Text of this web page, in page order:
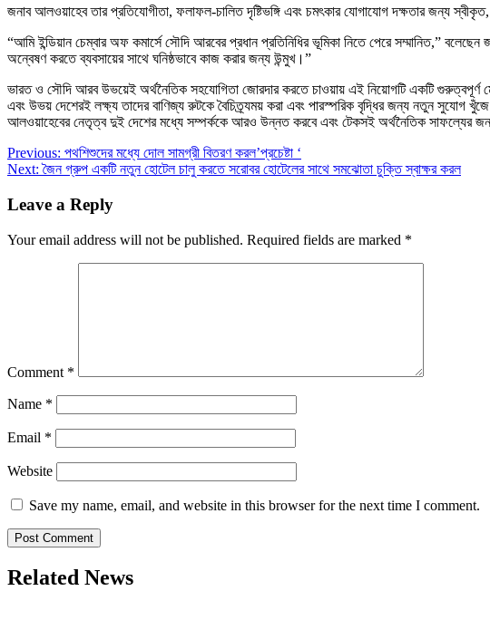
জনাব আলওয়াহেব তার প্রতিযোগীতা, ফলাফল-চালিত দৃষ্টিভঙ্গি এবং চমৎকার যোগাযোগ দক্ষতার জন্য
“আমি ইন্ডিয়ান চেম্বার অফ কমার্সে সৌদি আরবের প্রধান প্রতিনিধির ভূমিকা নিতে পেরে সম্মানিত,”
অন্বেষণ করতে ব্যবসায়ের সাথে ঘনিষ্ঠভাবে কাজ করার জন্য উন্মুখ।”
ভারত ও সৌদি আরব উভয়েই অর্থনৈতিক সহযোগিতা জোরদার করতে চাওয়ায় এই নিয়োগটি একটি গুরুত্বপূর্ণ
এবং উভয় দেশেরই লক্ষ্য তাদের বাণিজ্য রুটকে বৈচিত্র্যময় করা এবং পারস্পরিক বৃদ্ধির জন্য নতুন সুযোগ
আলওয়াহেবের নেতৃত্ব দুই দেশের মধ্যে সম্পর্ককে আরও উন্নত করবে এবং টেকসই অর্থনৈতিক সাফল্যের
Post
navigation
Previous: পথশিশুদের মধ্যে দোল সামগ্রী বিতরণ করল’প্রচেষ্টা ‘
Next: জৈন গ্রুপ একটি নতুন হোটেল চালু করতে সরোবর হোটেলের সাথে সমঝোতা চুক্তি স্বাক্ষর করল
Leave a Reply
Your email address will not be published. Required fields are marked *
Comment *
Name *
Email *
Website
Save my name, email, and website in this browser for the next time I comment.
Related News